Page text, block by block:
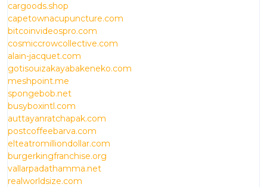
cargoods.shop
capetownacupuncture.com
bitcoinvideospro.com
cosmiccrowcollective.com
alain-jacquet.com
gotisouizakayabakeneko.com
meshpoint.me
spongebob.net
busyboxintl.com
auttayanratchapak.com
postcoffeebarva.com
elteatromilliondollar.com
burgerkingfranchise.org
vallarpadathamma.net
realworldsize.com